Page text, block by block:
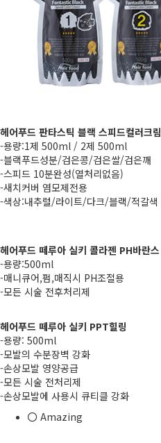
헤어푸드 판타스틱 블랙 스피드컬러크림
-용량:1제 500ml / 2제 500ml
-블랙푸드성분/검은콩/검은쌀/검은깨
-스피드 10분완성(열처리없음)
-새치커버 염모제전용
-색상:내추럴/라이트/다크/블랙/적갈색
헤어푸드 떼루아 실키 콜라젠 PH바란스
-용량:500ml
-매니큐어,펌,매직시 PH조절용
-모든 시술 전후처리제
헤어푸드 떼루아 실키 PPT힐링
-용량: 500ml
-모발의 수분장벽 강화
-손상모발 영양공급
-모든 시술 전처리제
-손상모발에 사용시 큐티클 강화
Amazing